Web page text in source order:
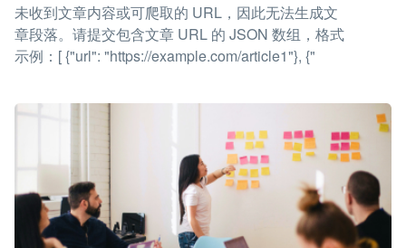
未收到文章内容或可爬取的 URL，因此无法生成文
章段落。请提交包含文章 URL 的 JSON 数组，格式
示例：[ {"url": "https://example.com/article1"}, {"